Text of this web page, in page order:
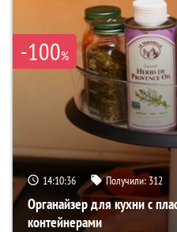
-100%
14:10:35 Получили: 312
Органайзер для кухни с
контейнерами